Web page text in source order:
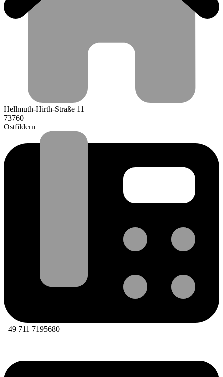
Hellmuth-Hirth-Straße 11
73760
Ostfildern
+49 711 7195680